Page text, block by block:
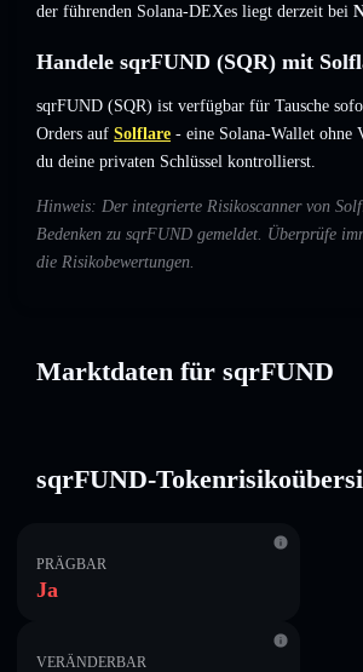
der führenden Solana-DEXes liegt derzeit bei
Handele sqrFUND (SQR) mit
sqrFUND (SQR) ist verfügbar für Tausche
Orders auf Solflare - eine Solana-Wallet ohne
du deine privaten Schlüssel kontrollierst.
Hinweis: Der integrierte Risikoscanner von
Bedenken zu sqrFUND gemeldet. Überprüfe
die Risikobewertungen.
Marktdaten für sqrFUND
sqrFUND-
PRÄGBAR
Ja
VERÄNDERBAR